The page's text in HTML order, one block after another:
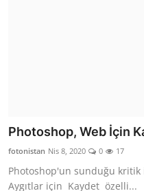
Photoshop, Web İçin
fotonistan Nis 8, 2020 0 17
Photoshop'un sunduğu
Aygıtlar için Kaydet özelli...